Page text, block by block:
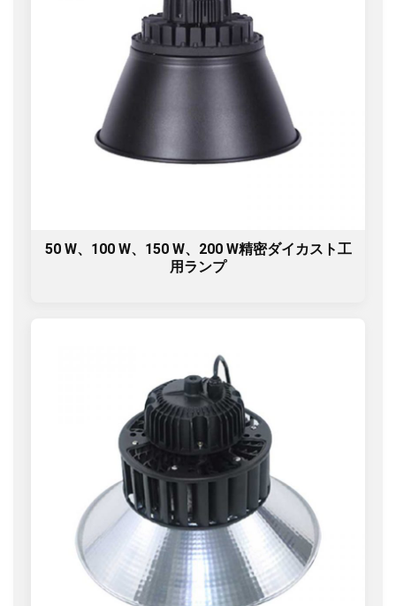
50 W、100 W、150 W、200 W精密ダイカスト工
用ランプ